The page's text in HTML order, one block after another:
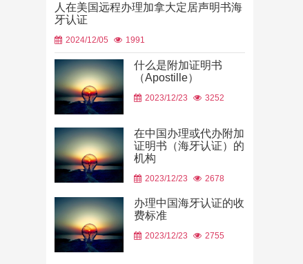
人在美国远程办理加拿大定居声明书海
牙认证
2024/12/05 1991
什么是附加证明书
（Apostille）
2023/12/23 3252
在中国办理或代办附加
证明书（海牙认证）的
机构
2023/12/23 2678
办理中国海牙认证的收
费标准
2023/12/23 2755